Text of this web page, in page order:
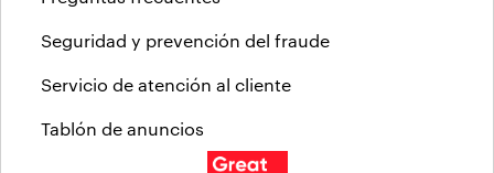
Seguridad y prevención del fraude
Servicio de atención al cliente
Tablón de anuncios